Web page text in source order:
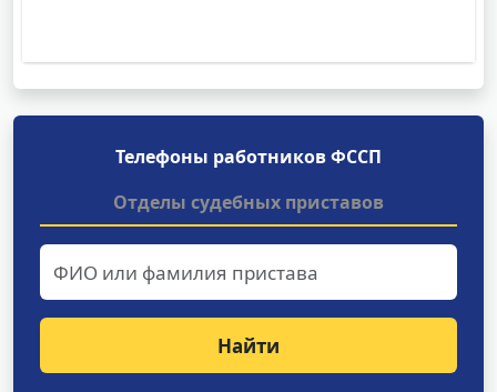
Телефоны работников ФССП
Отделы судебных приставов
Найти